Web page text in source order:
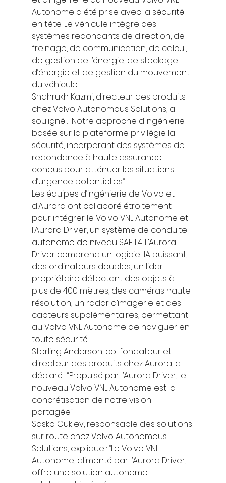
Autonome a été prise avec la sécurité
en tête. Le véhicule intègre des
systèmes redondants de direction, de
freinage, de communication, de calcul,
de gestion de l’énergie, de stockage
d’énergie et de gestion du mouvement
du véhicule.
Shahrukh Kazmi, directeur des produits
chez Volvo Autonomous Solutions, a
souligné : “Notre approche d’ingénierie
basée sur la plateforme privilégie la
sécurité, incorporant des systèmes de
redondance à haute assurance
conçus pour atténuer les situations
d’urgence potentielles.”
Les équipes d’ingénierie de Volvo et
d’Aurora ont collaboré étroitement
pour intégrer le Volvo VNL Autonome et
l’Aurora Driver, un système de conduite
autonome de niveau SAE L4. L’Aurora
Driver comprend un logiciel IA puissant,
des ordinateurs doubles, un lidar
propriétaire détectant des objets à
plus de 400 mètres, des caméras haute
résolution, un radar d’imagerie et des
capteurs supplémentaires, permettant
au Volvo VNL Autonome de naviguer en
toute sécurité.
Sterling Anderson, co-fondateur et
directeur des produits chez Aurora, a
déclaré : “Propulsé par l’Aurora Driver, le
nouveau Volvo VNL Autonome est la
concrétisation de notre vision
partagée.”
Sasko Cuklev, responsable des solutions
sur route chez Volvo Autonomous
Solutions, explique : “Le Volvo VNL
Autonome, alimenté par l’Aurora Driver,
offre une solution autonome